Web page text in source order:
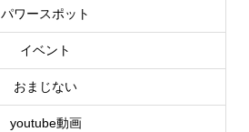
パワースポット
イベント
おまじない
youtube動画